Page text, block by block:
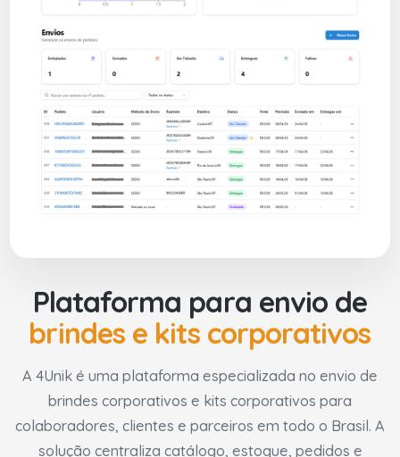
Plataforma para envio de
brindes e kits corporativos
A 4Unik é uma plataforma especializada no envio de
brindes corporativos e kits corporativos para
colaboradores, clientes e parceiros em todo o Brasil. A
solução centraliza catálogo, estoque, pedidos e